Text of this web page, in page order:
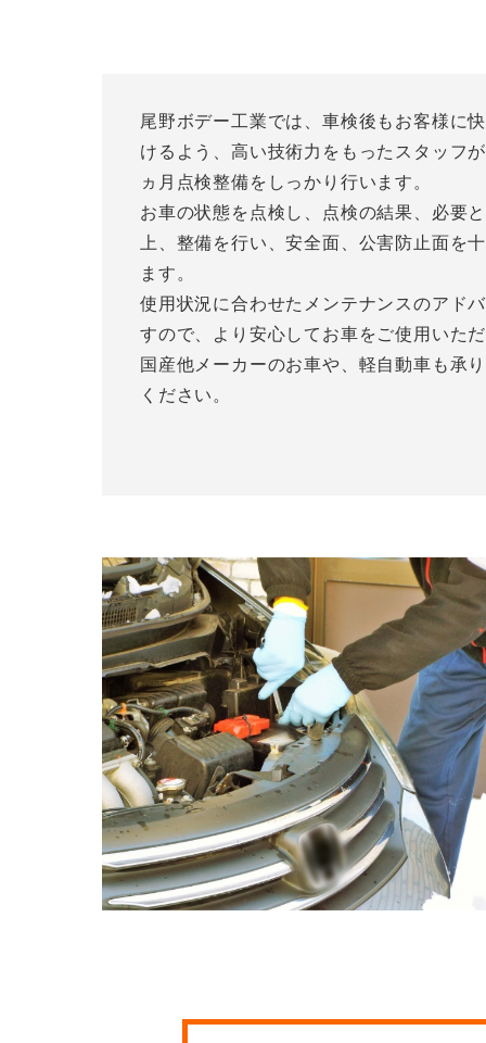
尾野ボデー工業では、車検後もお客様に
けるよう、高い技術力をもったスタッフ
ヵ月点検整備をしっかり行います。
お車の状態を点検し、点検の結果、必要
上、整備を行い、安全面、公害防止面を
ます。
使用状況に合わせたメンテナンスのアド
すので、より安心してお車をご使用いた
国産他メーカーのお車や、軽自動車も承
ください。